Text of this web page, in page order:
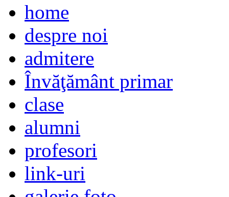
home
despre noi
admitere
Învăţământ primar
clase
alumni
profesori
link-uri